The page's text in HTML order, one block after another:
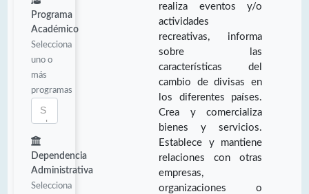
Programa
Académico
Selecciona
uno o
más
programas
Dependencia
Administrativa
Selecciona
realiza eventos y/o
actividades
recreativas, informa
sobre las
características del
cambio de divisas en
los diferentes países.
Crea y comercializa
bienes y servicios.
Establece y mantiene
relaciones con otras
empresas,
organizaciones o